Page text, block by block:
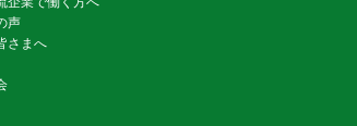
声
さまへ